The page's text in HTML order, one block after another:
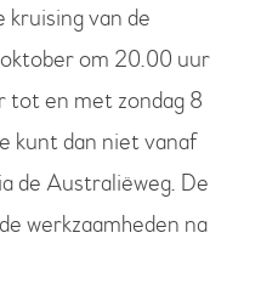
kruising van de
om 20.00 uur
tot en met zondag 8
kunt dan niet vanaf
de Australiëweg. De
werkzaamheden na